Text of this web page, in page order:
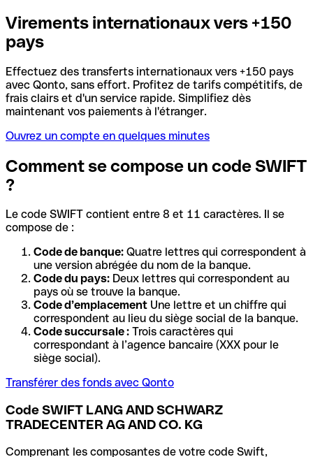
Virements internationaux vers +150
pays
Effectuez des transferts internationaux vers +150 pays
avec Qonto, sans effort. Profitez de tarifs compétitifs, de
frais clairs et d'un service rapide. Simplifiez dès
maintenant vos paiements à l'étranger.
Ouvrez un compte en quelques minutes
Comment se compose un code SWIFT
?
Le code SWIFT contient entre 8 et 11 caractères. Il se
compose de :
Code de banque: Quatre lettres qui correspondent à
une version abrégée du nom de la banque.
Code du pays: Deux lettres qui correspondent au
pays où se trouve la banque.
Code d’emplacement Une lettre et un chiffre qui
correspondent au lieu du siège social de la banque.
Code succursale : Trois caractères qui
correspondant à l’agence bancaire (XXX pour le
siège social).
Transférer des fonds avec Qonto
Code SWIFT LANG AND SCHWARZ
TRADECENTER AG AND CO. KG
Comprenant les composantes de votre code Swift,